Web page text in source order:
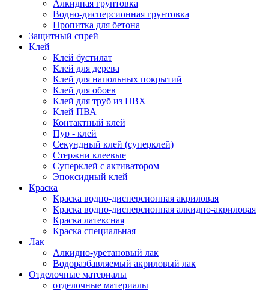
Алкидная грунтовка
Водно-дисперсионная грунтовка
Пропитка для бетона
Защитный спрей
Клей
Клей бустилат
Клей для дерева
Клей для напольных покрытий
Клей для обоев
Клей для труб из ПВХ
Клей ПВА
Контактный клей
Пур - клей
Секундный клей (суперклей)
Стержни клеевые
Суперклей с активатором
Эпоксидный клей
Краска
Краска водно-дисперсионная акриловая
Краска водно-дисперсионная алкидно-акриловая
Краска латексная
Краска специальная
Лак
Алкидно-уретановый лак
Водоразбавляемый акриловый лак
Отделочные материалы
отделочные материалы